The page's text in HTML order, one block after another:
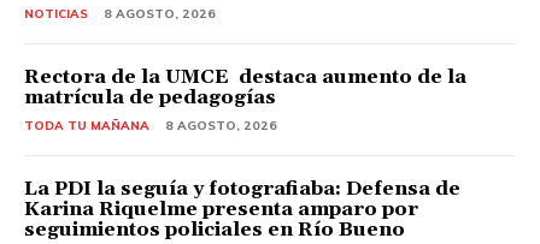
NOTICIAS 8 AGOSTO, 2026
Rectora de la UMCE destaca aumento de la
matrícula de pedagogías
TODA TU MAÑANA 8 AGOSTO, 2026
La PDI la seguía y fotografiaba: Defensa de
Karina Riquelme presenta amparo por
seguimientos policiales en Río Bueno